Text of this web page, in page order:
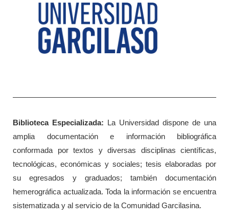
Biblioteca Especializada: La Universidad dispone de una
amplia documentación e información bibliográfica
conformada por textos y diversas disciplinas científicas,
tecnológicas, económicas y sociales; tesis elaboradas por
su egresados y graduados; también documentación
hemerográfica actualizada. Toda la información se encuentra
sistematizada y al servicio de la Comunidad Garcilasina.